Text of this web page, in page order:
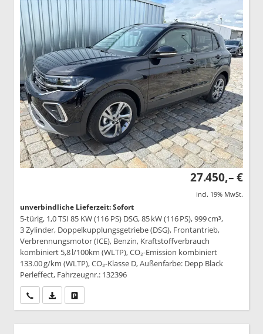
27.450,– €
incl. 19% MwSt.
unverbindliche Lieferzeit: Sofort
5-türig, 1,0 TSI 85 KW (116 PS) DSG, 85 kW (116 PS), 999 cm³,
3 Zylinder, Doppelkupplungsgetriebe (DSG), Frontantrieb,
Verbrennungsmotor (ICE), Benzin, Kraftstoffverbrauch
kombiniert 5,8 l/100km (WLTP), CO₂-Emission kombiniert
133.00 g/km (WLTP), CO₂-Klasse D, Außenfarbe: Depp Black
Perleffect, Fahrzeugnr.: 132396
Wir rufen Sie anPDF-Datei, Fahrzeugexposé drucken